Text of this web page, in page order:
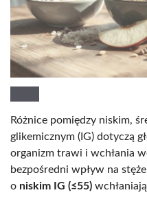
Różnice pomiędzy niskim,
glikemicznym (IG) dotyczą
organizm trawi i wchłania
bezpośredni wpływ na
o niskim IG (≤55)